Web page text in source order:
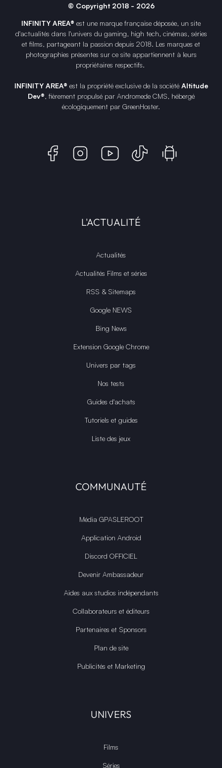
© Copyright 2018 - 2026
INFINITY AREA® est une marque française déposée, un site
d'actualités dans l'univers du gaming, high tech, cinémas, séries
et films, partageant la passion depuis 2018. Les marques et
photographies présentes sur ce site appartiennent à leurs
propriétaires respectifs.
INFINITY AREA® est la propriété exclusive de la société Altitude
Dev®, fièrement propulsé par Andromede CMS, hébergé
écologiquement par GreenHoster.
L'ACTUALITÉ
Actualités
Actualités Films et séries
RSS & Sitemaps
Google NEWS
Bing News
Extension Google Chrome
Univers par tags
Nos tests
Guides d'achats
Tutoriels et guides
Liste des jeux
COMMUNAUTÉ
Média GPASLEROOT
Application Android
Discord OFFICIEL
Devenir Ambassadeur
Aides aux studios indépendants
Collaborateurs et éditeurs
Partenaires et Sponsors
Plan de site
Publicités et Marketing
UNIVERS
Films
Séries